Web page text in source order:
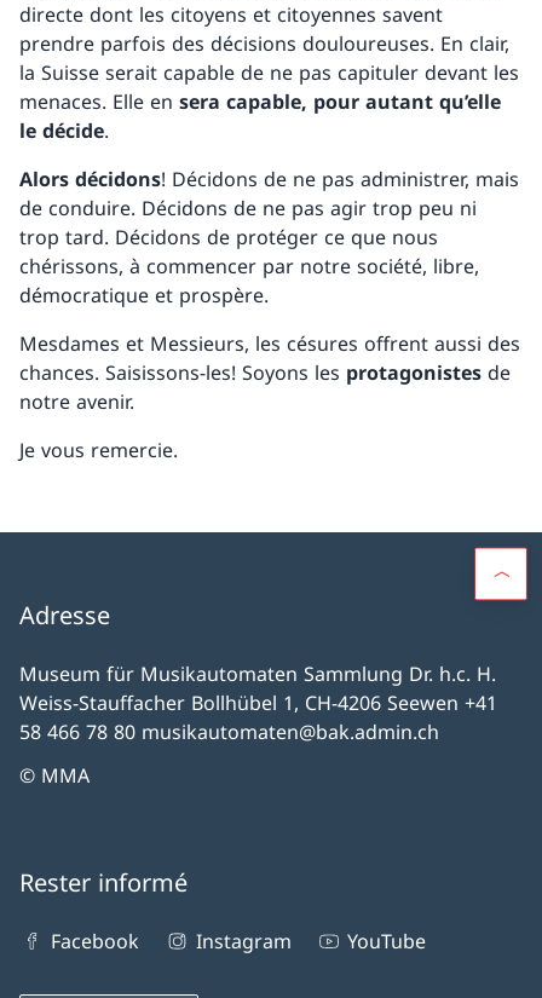
directe dont les citoyens et citoyennes savent
prendre parfois des décisions douloureuses. En clair,
la Suisse serait capable de ne pas capituler devant les
menaces. Elle en sera capable, pour autant qu’elle
le décide.
Alors décidons! Décidons de ne pas administrer, mais
de conduire. Décidons de ne pas agir trop peu ni
trop tard. Décidons de protéger ce que nous
chérissons, à commencer par notre société, libre,
démocratique et prospère.
Mesdames et Messieurs, les césures offrent aussi des
chances. Saisissons-les! Soyons les protagonistes de
notre avenir.
Je vous remercie.
Adresse
Museum für Musikautomaten Sammlung Dr. h.c. H.
Weiss-Stauffacher Bollhübel 1, CH-4206 Seewen +41
58 466 78 80 musikautomaten@bak.admin.ch
© MMA
Rester informé
Facebook Instagram YouTube